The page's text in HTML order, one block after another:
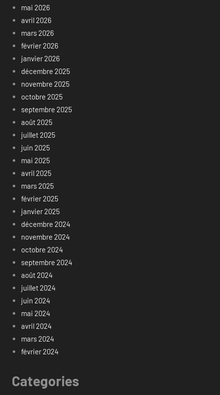
mai 2026
avril 2026
mars 2026
février 2026
janvier 2026
décembre 2025
novembre 2025
octobre 2025
septembre 2025
août 2025
juillet 2025
juin 2025
mai 2025
avril 2025
mars 2025
février 2025
janvier 2025
décembre 2024
novembre 2024
octobre 2024
septembre 2024
août 2024
juillet 2024
juin 2024
mai 2024
avril 2024
mars 2024
février 2024
Categories